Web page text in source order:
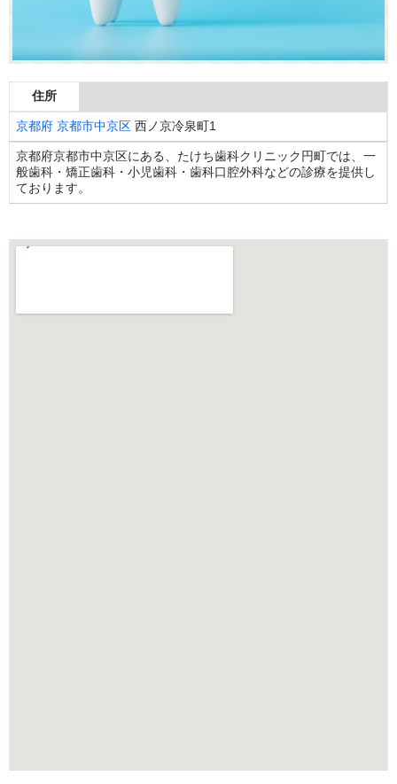
住所
京都府 京都市中京区 西ノ京冷泉町1
京都府京都市中京区にある、たけち歯科クリニック円町では、一
般歯科・矯正歯科・小児歯科・歯科口腔外科などの診療を提供し
ております。